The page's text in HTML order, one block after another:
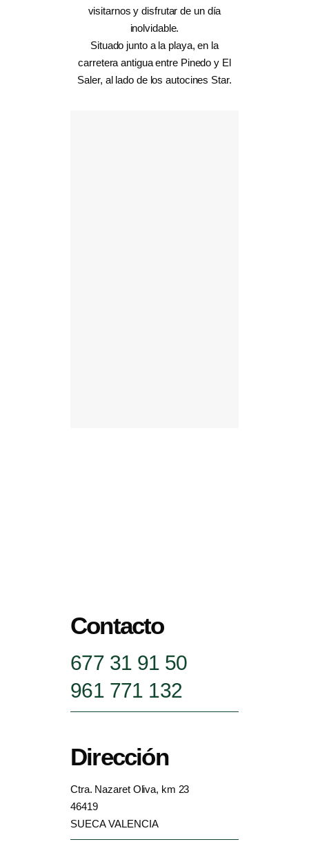
visitarnos y disfrutar de un día
inolvidable.
Situado junto a la playa, en la
carretera antigua entre Pinedo y El
Saler, al lado de los autocines Star.
Contacto
677 31 91 50
961 771 132
Dirección
Ctra. Nazaret Oliva, km 23
46419
SUECA VALENCIA